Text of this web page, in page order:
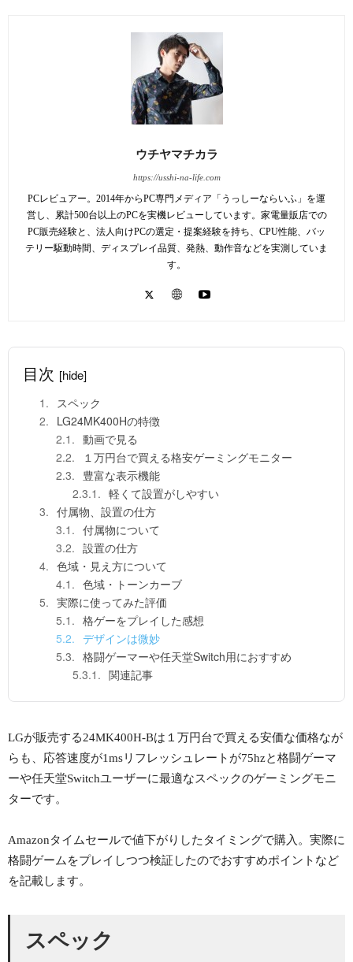
ウチヤマチカラ
https://usshi-na-life.com
PCレビュアー。2014年からPC専門メディア「うっしーならいふ」を運
営し、累計500台以上のPCを実機レビューしています。家電量販店での
PC販売経験と、法人向けPCの選定・提案経験を持ち、CPU性能、バッ
テリー駆動時間、ディスプレイ品質、発熱、動作音などを実測していま
す。
目次 [hide]
スペック
LG24MK400Hの特徴
動画で見る
１万円台で買える格安ゲーミングモニター
豊富な表示機能
軽くて設置がしやすい
付属物、設置の仕方
付属物について
設置の仕方
色域・見え方について
色域・トーンカーブ
実際に使ってみた評価
格ゲーをプレイした感想
デザインは微妙
格闘ゲーマーや任天堂Switch用におすすめ
関連記事
LGが販売する24MK400H-Bは１万円台で買える安価な価格なが
らも、応答速度が1msリフレッシュレートが75hzと格闘ゲーマ
ーや任天堂Switchユーザーに最適なスペックのゲーミングモニ
ターです。
Amazonタイムセールで値下がりしたタイミングで購入。実際に
格闘ゲームをプレイしつつ検証したのでおすすめポイントなど
を記載します。
スペック